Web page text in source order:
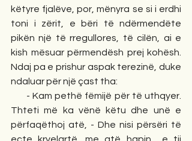
këtyre fjalëve, por, mënyra se si i erdhi
toni i zërit, e bëri të ndërmendëte
pikën një të rregullores, të cilën, ai e
kish mësuar përmendësh prej kohësh.
Ndaj pa e prishur aspak terezinë, duke
ndaluar për një çast tha:
- Kam pethë fëmijë për të uthqyer.
Thteti më ka vënë këtu dhe unë e
përfaqëthoj atë, - Dhe nisi përsëri të